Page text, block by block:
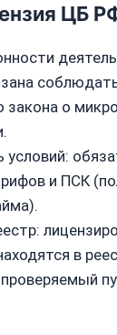
ЦБ
закона о
условий:
и ПСК
в